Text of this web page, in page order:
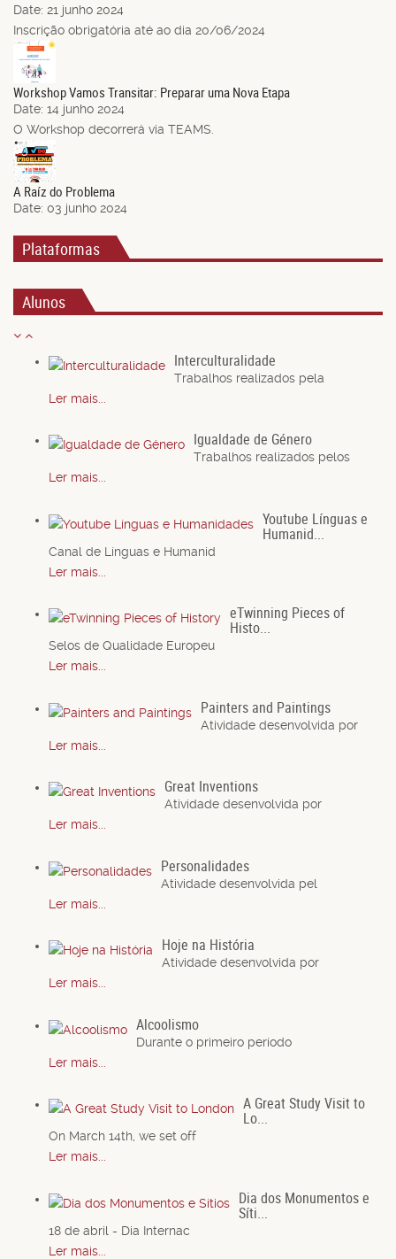
Date: 21 junho 2024
Inscrição obrigatória até ao dia 20/06/2024
Jun.
Workshop Vamos Transitar: Preparar uma Nova Etapa
Date: 14 junho 2024
O Workshop decorrerá via TEAMS.
03
Jun.
A Raíz do Problema
Date: 03 junho 2024
Plataformas
Alunos
Interculturalidade
Trabalhos realizados pela
Ler mais...
Igualdade de Género
Trabalhos realizados pelos
Ler mais...
Youtube Línguas e
Humanid...
Canal de Línguas e Humanid
Ler mais...
eTwinning Pieces of
Histo...
Selos de Qualidade Europeu
Ler mais...
Painters and Paintings
Atividade desenvolvida por
Ler mais...
Great Inventions
Atividade desenvolvida por
Ler mais...
Personalidades
Atividade desenvolvida pel
Ler mais...
Hoje na História
Atividade desenvolvida por
Ler mais...
Alcoolismo
Durante o primeiro período
Ler mais...
A Great Study Visit to
Lo...
On March 14th, we set off
Ler mais...
Dia dos Monumentos e
Síti...
18 de abril - Dia Internac
Ler mais...